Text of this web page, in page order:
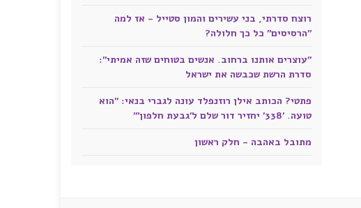
רוצח סדרתי, בני עשירים והמון סטייל - אז למה
"הרסיסים" כל כך חלולה?
"עוצרים אותנו ברחוב. אנשים בטוחים שזה אמיתי":
סדרת הרשת שכבשה את ישראל
פתטי? הכותב אילן רוזנפלד עונה לגברי בנאי: "הוא
טועה. '338' יחזיר דור שלם ל'גבעת חלפון'"
מתובל באהבה - חלק ראשון